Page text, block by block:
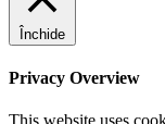
Închide
Privacy Overview